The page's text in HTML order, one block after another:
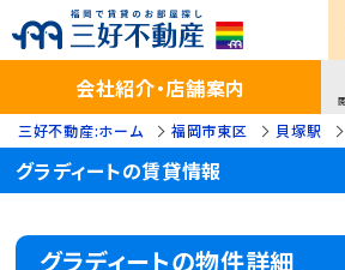
会社紹介・店舗案内
三好不動産:ホーム 福岡市東区 貝塚駅
グラディートの賃貸情報
グラディートの物件詳細